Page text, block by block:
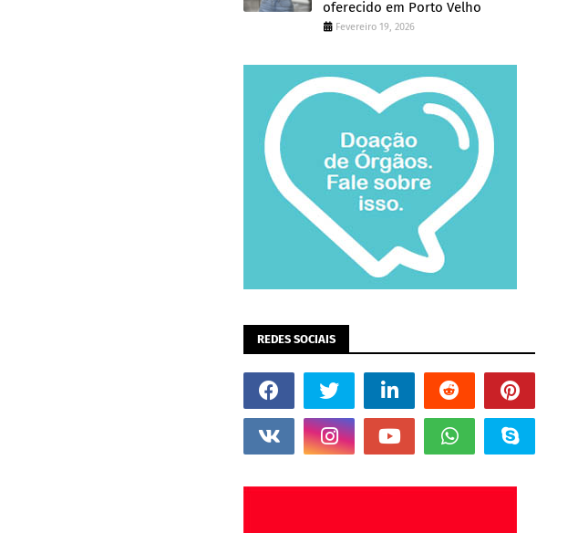
oferecido em Porto Velho
Fevereiro 19, 2026
REDES SOCIAIS